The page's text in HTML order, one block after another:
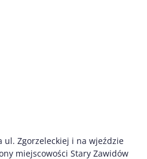
ul. Zgorzeleckiej i na wjeździe
miejscowości Stary Zawidów